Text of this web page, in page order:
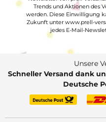
Trends und Aktionen des
werden. Diese Einwilligung
Zukunft unter www.prell-
jedes E-Mail-
Unsere
Schneller Versand dank
Deutsche